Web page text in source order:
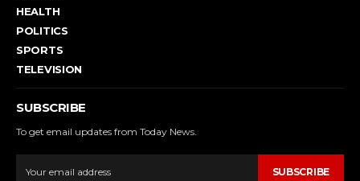
HEALTH
POLITICS
SPORTS
TELEVISION
SUBSCRIBE
To get email updates from Today News.
SUBSCRIBE